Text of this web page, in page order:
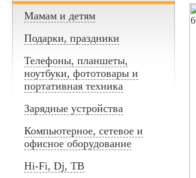
Мамам и детям
Подарки, праздники
Телефоны, планшеты,
ноутбуки, фототовары и
портативная техника
Зарядные устройства
Компьютерное, сетевое и
офисное оборудование
Hi-Fi, Dj, ТВ